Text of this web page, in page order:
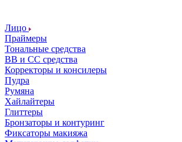
Лицо
Праймеры
Тональные средства
ВВ и СС средства
Корректоры и консилеры
Пудра
Румяна
Хайлайтеры
Глиттеры
Бронзаторы и контуринг
Фиксаторы макияжа